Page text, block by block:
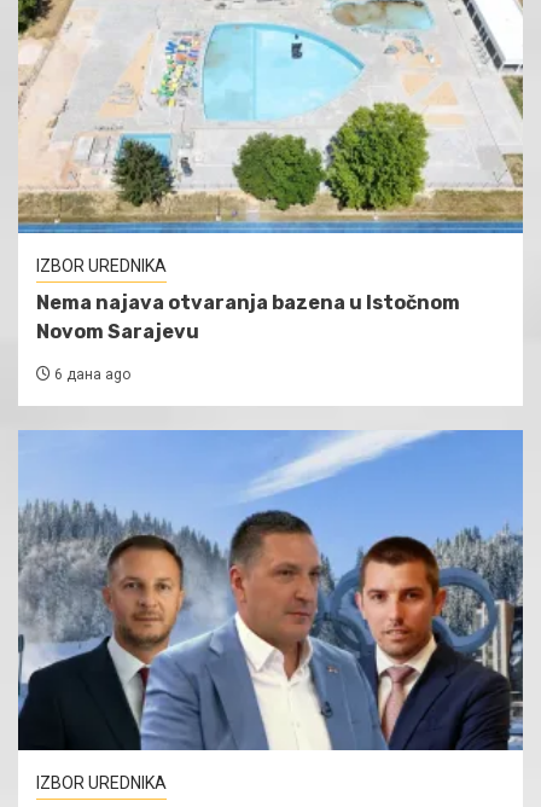
IZBOR UREDNIKA
Nema najava otvaranja bazena u Istočnom
Novom Sarajevu
6 дана ago
IZBOR UREDNIKA